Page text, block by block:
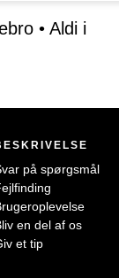
• Aldi i
på spørgsmål
en del af os
et tip